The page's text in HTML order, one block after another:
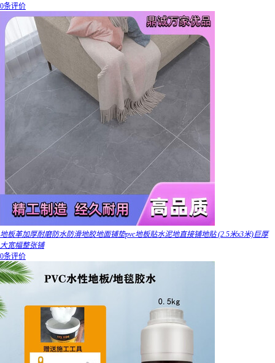
0条评价
地板革加厚耐磨防水防滑地胶地面铺垫pvc地板贴水泥地直接铺地贴 (2.5米x3米)巨厚
大宽幅整张铺
0条评价